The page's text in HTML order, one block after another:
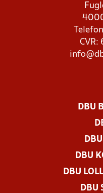
CVR:
DBU
DBU
DBU
DBU